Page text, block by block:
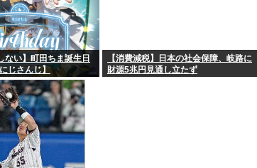
ない】町田ちま誕生日
じさんじ】
【消費減税】日本の社会保障、岐路に
財源5兆円見通し立たず